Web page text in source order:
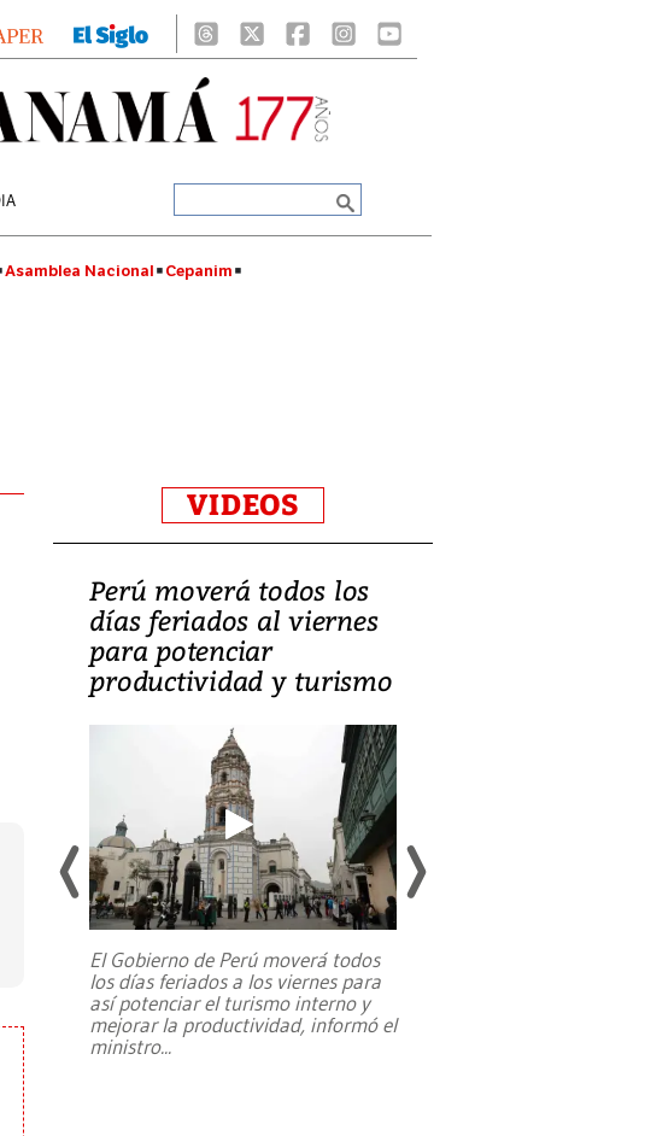
Asamblea Nacional Cepanim
VIDEOS
Perú moverá todos los
días feriados al viernes
para potenciar
productividad y turismo
El Gobierno de Perú moverá todos
los días feriados a los viernes para
así potenciar el turismo interno y
mejorar la productividad, informó el
ministro...